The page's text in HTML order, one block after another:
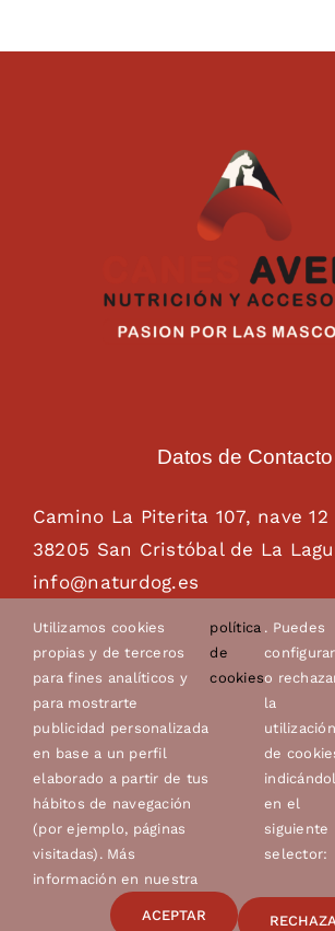
Datos de Contacto
Camino La Piterita 107, nave 12
38205 San Cristóbal de La
info@naturdog.es
Tel. 922 89 85 89 – 681 28 85 26
© Copyright 2022 - 2026 | Canes
Política de privacidad|
Condiciones de compra
| Diseño
Utilizamos cookies
propias y de terceros
para fines analíticos y
para mostrarte
publicidad personalizada
en base a un perfil
elaborado a partir de tus
hábitos de navegación
(por ejemplo, páginas
visitadas). Más
información en nuestra
política
de
cookies
. Puedes
configurar
o
la
utilización
de
en el
siguiente
selector:
ACEPTAR